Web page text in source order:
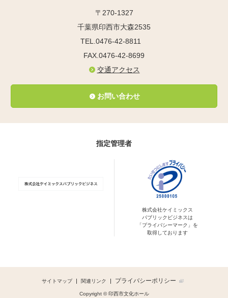
〒270-1327
千葉県印西市大森2535
TEL.0476-42-8811
FAX.0476-42-8699
交通アクセス
お問い合わせ
指定管理者
株式会社ケイミックス
パブリックビジネスは
「プライバシーマーク」を
取得しております
サイトマップ 関連リンク プライバシーポリシー
Copyright © 印西市文化ホール